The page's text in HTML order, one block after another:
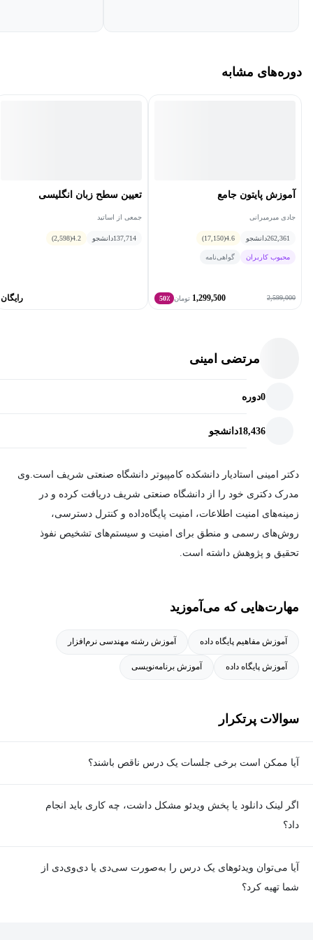
اطلاعات مطالعه می‌شود.
دوره‌های مشابه
آموزش پایتون جامع
جادی میرمیرانی
262,361دانشجو 4.6
(17,150)
محبوب کاربران گواهی‌نامه
2,599,000
1,299,500 تومان 50٪
تعیین سطح زبان انگلیسی
جمعی از اساتید
137,714دانشجو 4.2
(2,598)
رایگان
مرتضی امینی
0دوره
18,436دانشجو
دکتر امینی استادیار دانشکده کامپیوتر دانشگاه صنعتی شریف است.وی
مدرک دکتری خود را از دانشگاه صنعتی شریف دریافت کرده و در
زمینه‌های امنیت اطلاعات، امنیت پایگاه‌داده و کنترل دسترسی،
روش‌های رسمی و منطق برای امنیت و سیستم‌های تشخیص نفوذ
تحقیق و پژوهش داشته است.
مهارت‌هایی که می‌آموزید
آموزش مفاهیم پایگاه داده آموزش رشته مهندسی نرم‌افزار
آموزش پایگاه داده آموزش برنامه‌نویسی
سوالات پرتکرار
آیا ممکن است برخی جلسات یک درس ناقص باشند؟
اگر لینک دانلود یا پخش ویدئو مشکل داشت، چه کاری باید انجام
داد؟
آیا می‌توان ویدئوهای یک درس را به‌صورت سی‌دی یا دی‌وی‌دی از
شما تهیه کرد؟